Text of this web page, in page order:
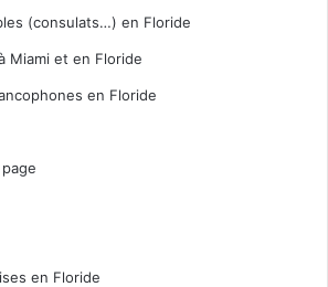
(consulats…) en Floride
Miami et en Floride
en Floride
en Floride